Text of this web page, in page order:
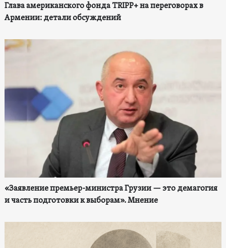
Глава американского фонда TRIPP+ на переговорах в
Армении: детали обсуждений
«Заявление премьер-министра Грузии — это демагогия
и часть подготовки к выборам». Мнение